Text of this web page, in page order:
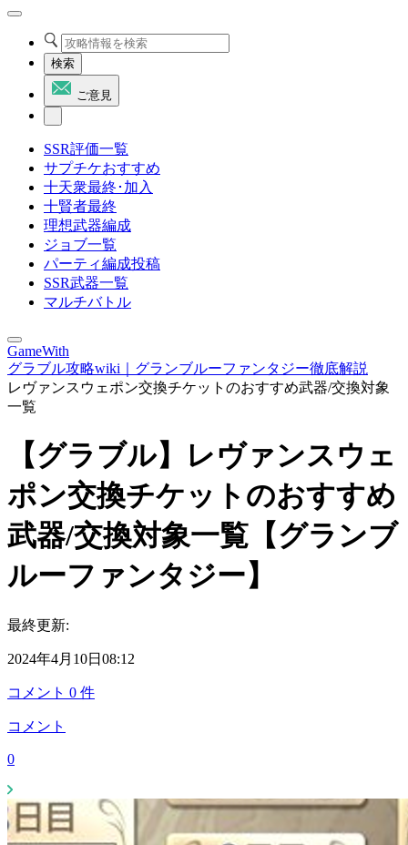
検索
ご意見
SSR評価一覧
サプチケおすすめ
十天衆最終･加入
十賢者最終
理想武器編成
ジョブ一覧
パーティ編成投稿
SSR武器一覧
マルチバトル
GameWith
グラブル攻略wiki｜グランブルーファンタジー徹底解説
レヴァンスウェポン交換チケットのおすすめ武器/交換対象
一覧
【グラブル】レヴァンスウェ
ポン交換チケットのおすすめ
武器/交換対象一覧【グランブ
ルーファンタジー】
最終更新:
2024年4月10日08:12
コメント 0 件
コメント
0